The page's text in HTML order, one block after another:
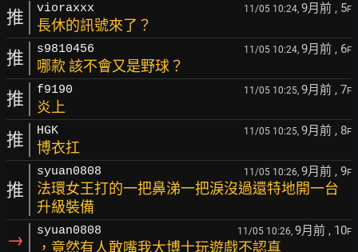
推 vioraxxx 11/05 10:24, 9月前 , 5F
長休的訊號來了？
推 s9810456 11/05 10:24, 9月前 , 6F
哪款 該不會又是野球？
推 f9190 11/05 10:25, 9月前 , 7F
炎上
推 HGK 11/05 10:25, 9月前 , 8F
博衣扛
推
syuan0808 11/05 10:26, 9月前 , 9F
法環女王打的一把鼻涕一把淚沒過還特地開一台
升級裝備
→ syuan0808 11/05 10:26, 9月前 , 10F
，竟然有人敢嘴我大博士玩遊戲不認真